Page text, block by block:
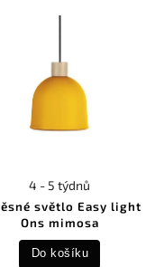
světlo Easy light
Ons mimosa
4 - 5 týdnů
Do košíku